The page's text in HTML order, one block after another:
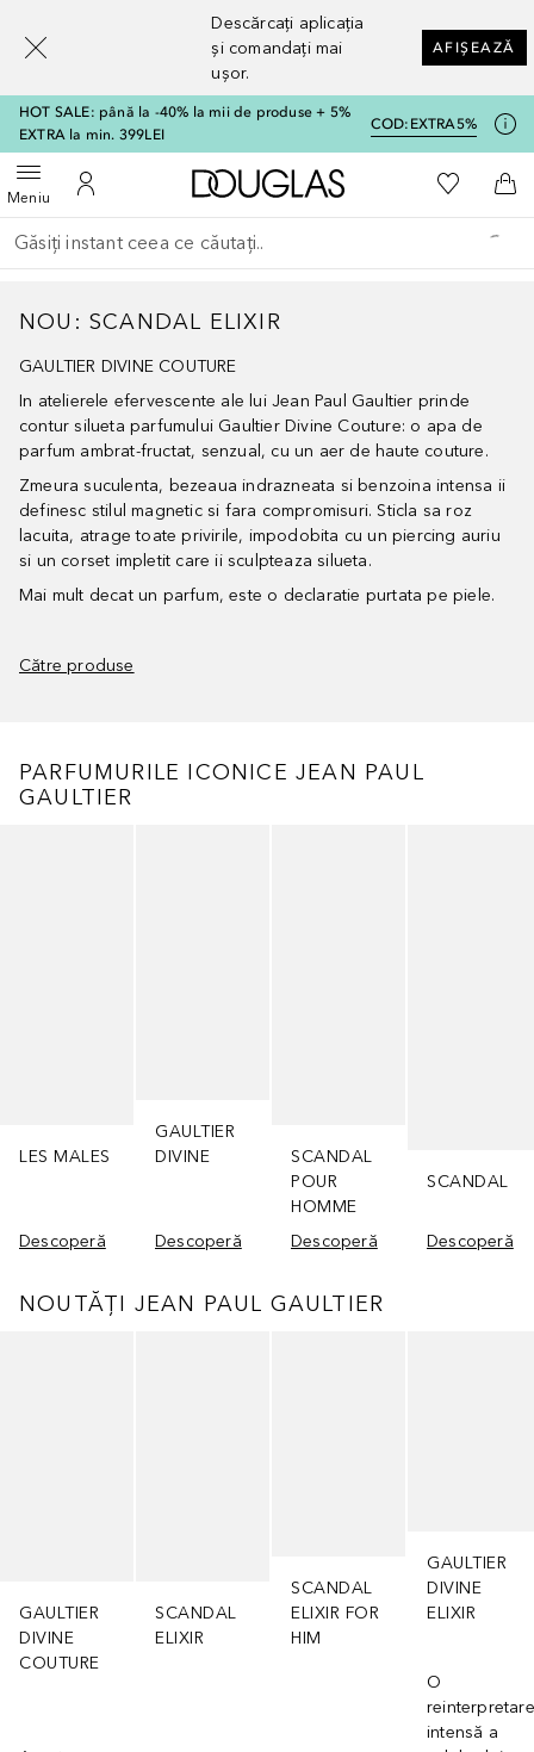
Descărcați aplicația
și comandați mai
ușor.
AFIȘEAZĂ
HOT SALE: până la -40% la mii de produse + 5%
EXTRA la min. 399LEI
COD: EXTRA5%
MeniuDeschide meniulCătre Contul meu
Către pagina principală
Către
Înapoi
Executați căutarea
NOU: SCANDAL ELIXIR
GAULTIER DIVINE COUTURE
In atelierele efervescente ale lui Jean Paul Gaultier prinde
contur silueta parfumului Gaultier Divine Couture: o apa de
parfum ambrat-fructat, senzual, cu un aer de haute couture.
Zmeura suculenta, bezeaua indrazneata si benzoina intensa ii
definesc stilul magnetic si fara compromisuri. Sticla sa roz
lacuita, atrage toate privirile, impodobita cu un piercing auriu
si un corset impletit care ii sculpteaza silueta.
Mai mult decat un parfum, este o declaratie purtata pe piele.
Către produse
PARFUMURILE ICONICE JEAN PAUL
GAULTIER
LES MALES
Descoperă
GAULTIER
DIVINE
Descoperă
SCANDAL
POUR
HOMME
Descoperă
SCANDAL
Descoperă
NOUTĂȚI JEAN PAUL GAULTIER
GAULTIER
DIVINE
COUTURE
SCANDAL
ELIXIR
SCANDAL
ELIXIR FOR
HIM
GAULTIER
DIVINE
ELIXIR
O
reinterpretare
intensă a